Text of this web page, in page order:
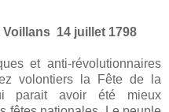
Voillans 14 juillet 1798
et anti-révolutionnaires
volontiers la Fête de la
parait avoir été mieux